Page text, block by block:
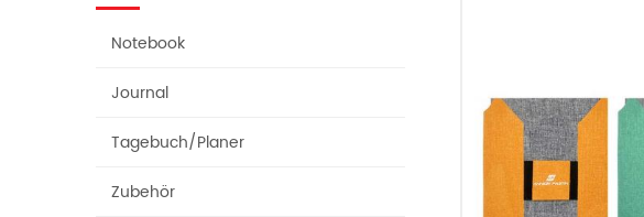
Notebook
Journal
Tagebuch/Planer
Zubehör